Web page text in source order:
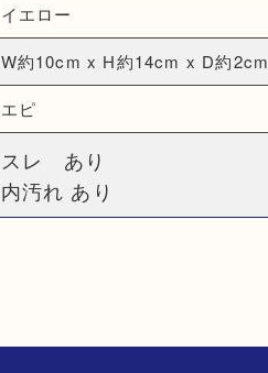
イエロー
W約10cm x H約14cm x D約2cm
エピ
スレ あり
内汚れ あり